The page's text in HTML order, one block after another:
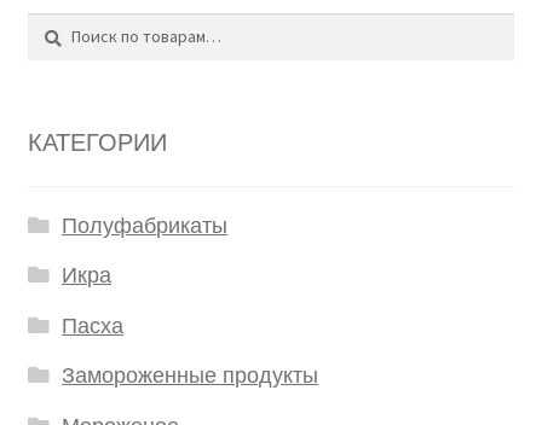
Поиск
КАТЕГОРИИ
Полуфабрикаты
Икра
Пасха
Замороженные продукты